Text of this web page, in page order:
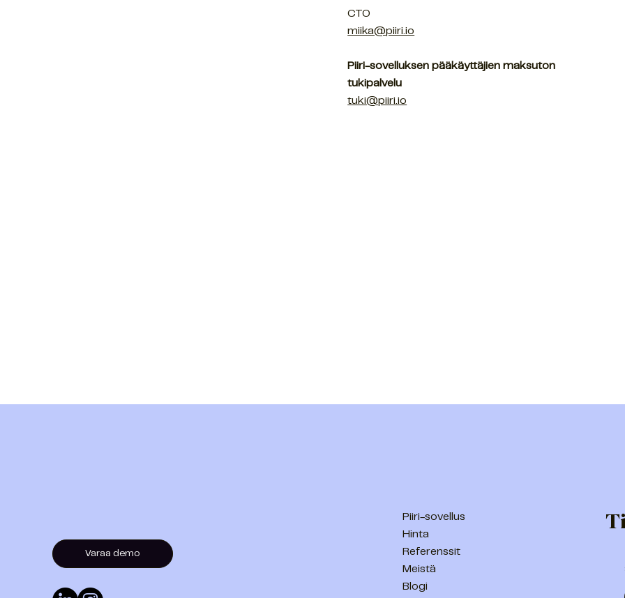
CTO
miika@piiri.io
Piiri-sovelluksen pääkäyttäjien maksuton
tukipalvelu
tuki@piiri.io
Varaa demo
Piiri-sovellus
Hinta
Referenssit
Meistä
Blogi